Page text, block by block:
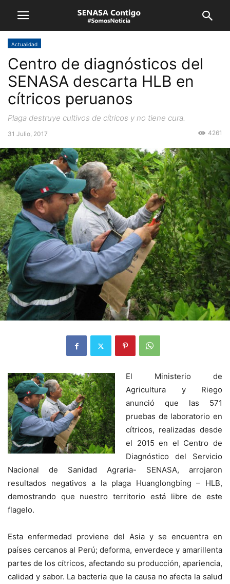
Actualidad
Centro de diagnósticos del
SENASA descarta HLB en
cítricos peruanos
Plaga destruye cultivos de cítricos y no tiene cura.
31 Julio, 2017 4261
El Ministerio de
Agricultura y Riego
anunció que las 571
pruebas de laboratorio en
cítricos, realizadas desde
el 2015 en el Centro de
Diagnóstico del Servicio
Nacional de Sanidad Agraria- SENASA, arrojaron
resultados negativos a la plaga Huanglongbing – HLB,
demostrando que nuestro territorio está libre de este
flagelo.
Esta enfermedad proviene del Asia y se encuentra en
países cercanos al Perú; deforma, enverdece y amarillenta
partes de los cítricos, afectando su producción, apariencia,
calidad y sabor. La bacteria que la causa no afecta la salud